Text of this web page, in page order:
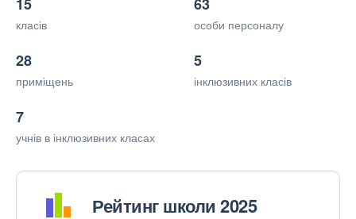
класів особи персоналу
28
приміщень
5
інклюзивних класів
7
учнів в інклюзивних класах
Рейтинг школи 2025